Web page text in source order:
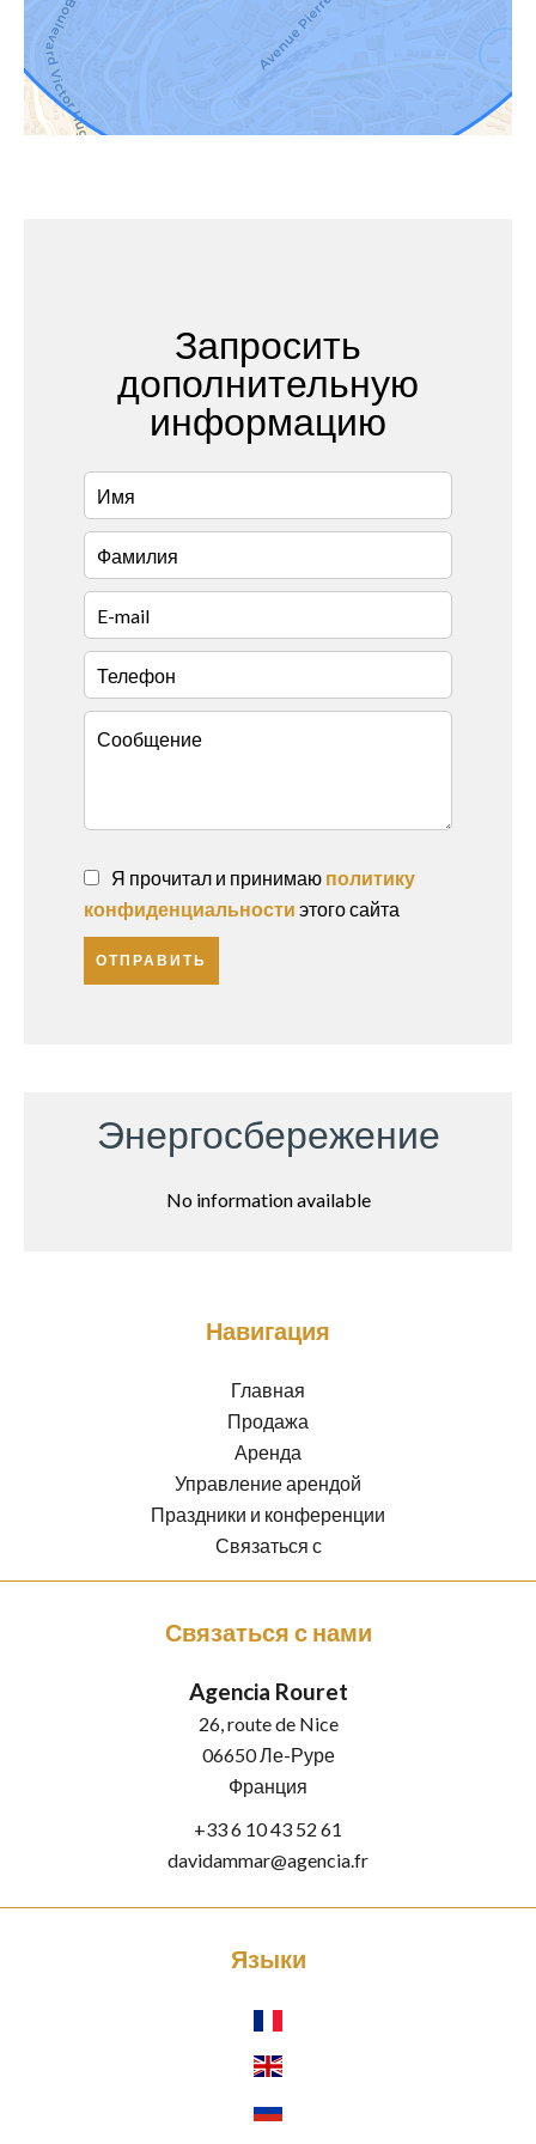
Запросить
дополнительную
информацию
Я прочитал и принимаю политику
конфиденциальности этого сайта
ОТПРАВИТЬ
Энергосбережение
No information available
Навигация
Главная
Продажа
Аренда
Управление арендой
Праздники и конференции
Связаться с
Связаться с нами
Agencia Rouret
26, route de Nice
06650Ле-Руре
Франция
+33 6 10 43 52 61
davidammar@agencia.fr
Языки